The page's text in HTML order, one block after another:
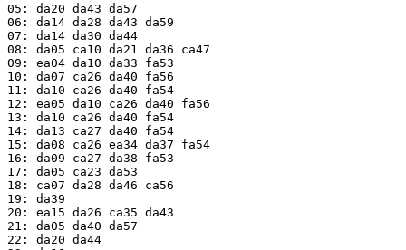
05: da20 da43 da57
06: da14 da28 da43 da59
07: da14 da30 da44
08: da05 ca10 da21 da36 ca47
09: ea04 da10 da33 fa53
10: da07 ca26 da40 fa56
11: da10 ca26 da40 fa54
12: ea05 da10 ca26 da40 fa56
13: da10 ca26 da40 fa54
14: da13 ca27 da40 fa54
15: da08 ca26 ea34 da37 fa54
16: da09 ca27 da38 fa53
17: da05 ca23 da53
18: ca07 da28 da46 ca56
19: da39
20: ea15 da26 ca35 da43
21: da05 da40 da57
22: da20 da44